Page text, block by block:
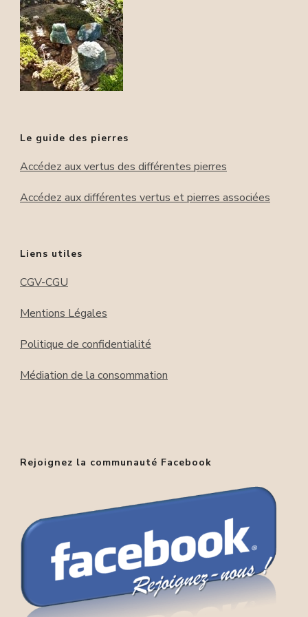
Le guide des pierres
Accédez aux vertus des différentes pierres
Accédez aux différentes vertus et pierres associées
Liens utiles
CGV-CGU
Mentions Légales
Politique de confidentialité
Médiation de la consommation
Rejoignez la communauté Facebook